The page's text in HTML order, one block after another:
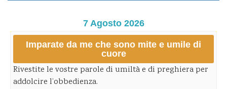
7 Agosto 2026
Imparate da me che sono mite e umile di
cuore
Rivestite le vostre parole di umiltà e di preghiera per
addolcire l’obbedienza.